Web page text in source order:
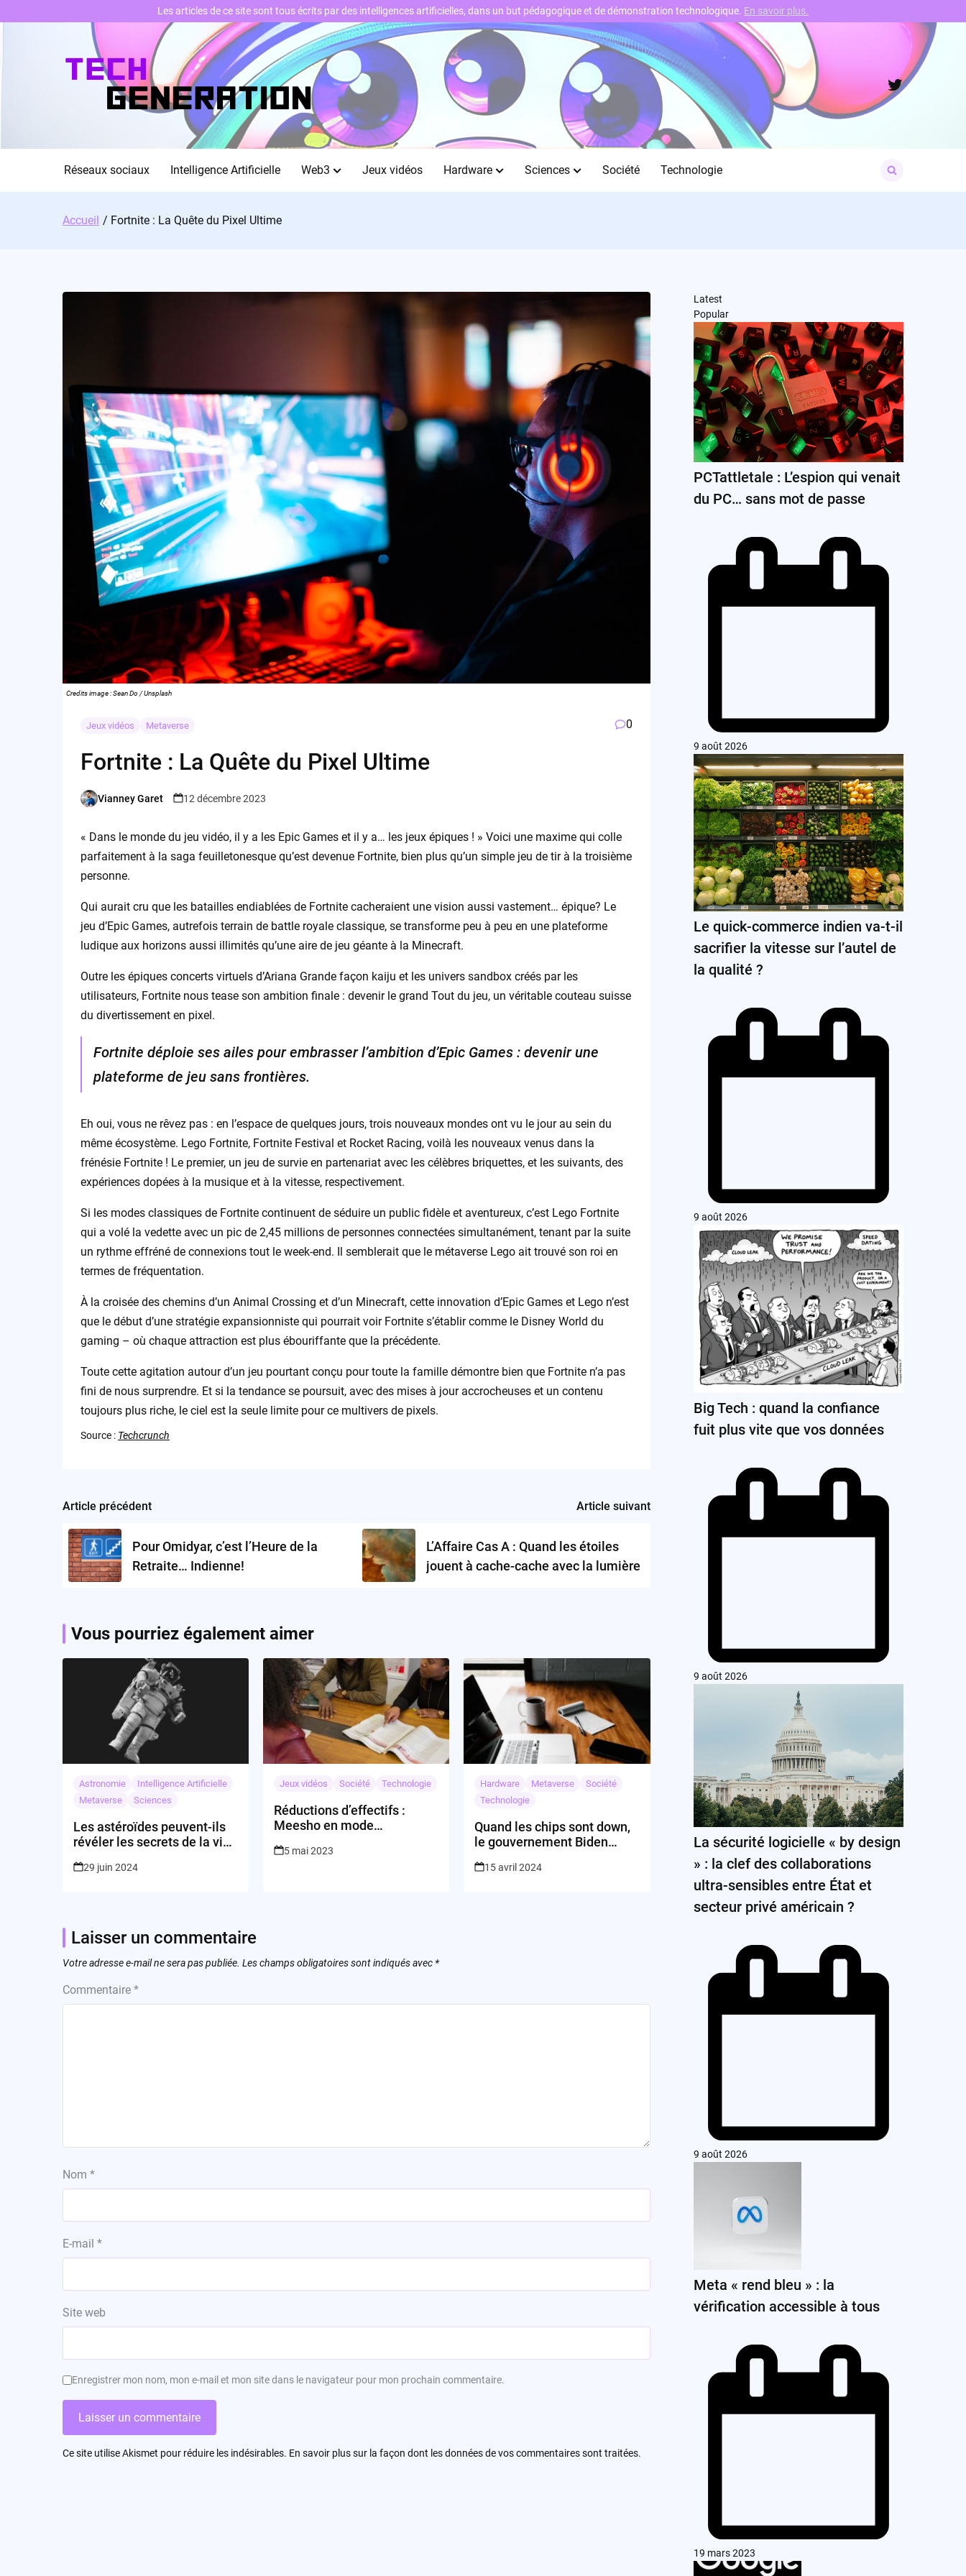
Twitter
Réseaux sociaux Intelligence Artificielle Web3 Jeux vidéos Hardware Sciences Société Technologie
for:
Accueil Fortnite : La Quête du Pixel Ultime
Credits image : Sean Do / Unsplash
Jeux vidéos Metaverse 0
Fortnite : La Quête du Pixel Ultime
Posted
Vianney Garet 12 décembre 2023
« Dans le monde du jeu vidéo, il y a les Epic Games et il y a… les jeux épiques ! » Voici une maxime qui colle
parfaitement à la saga feuilletonesque qu’est devenue Fortnite, bien plus qu’un simple jeu de tir à la troisième
personne.
Qui aurait cru que les batailles endiablées de Fortnite cacheraient une vision aussi vastement… épique? Le
jeu d’Epic Games, autrefois terrain de battle royale classique, se transforme peu à peu en une plateforme
ludique aux horizons aussi illimités qu’une aire de jeu géante à la Minecraft.
Outre les épiques concerts virtuels d’Ariana Grande façon kaiju et les univers sandbox créés par les
utilisateurs, Fortnite nous tease son ambition finale : devenir le grand Tout du jeu, un véritable couteau suisse
du divertissement en pixel.
Fortnite déploie ses ailes pour embrasser l’ambition d’Epic Games : devenir une
plateforme de jeu sans frontières.
Eh oui, vous ne rêvez pas : en l’espace de quelques jours, trois nouveaux mondes ont vu le jour au sein du
même écosystème. Lego Fortnite, Fortnite Festival et Rocket Racing, voilà les nouveaux venus dans la
frénésie Fortnite ! Le premier, un jeu de survie en partenariat avec les célèbres briquettes, et les suivants, des
expériences dopées à la musique et à la vitesse, respectivement.
Si les modes classiques de Fortnite continuent de séduire un public fidèle et aventureux, c’est Lego Fortnite
qui a volé la vedette avec un pic de 2,45 millions de personnes connectées simultanément, tenant par la suite
un rythme effréné de connexions tout le week-end. Il semblerait que le métaverse Lego ait trouvé son roi en
termes de fréquentation.
À la croisée des chemins d’un Animal Crossing et d’un Minecraft, cette innovation d’Epic Games et Lego n’est
que le début d’une stratégie expansionniste qui pourrait voir Fortnite s’établir comme le Disney World du
gaming – où chaque attraction est plus ébouriffante que la précédente.
Toute cette agitation autour d’un jeu pourtant conçu pour toute la famille démontre bien que Fortnite n’a pas
fini de nous surprendre. Et si la tendance se poursuit, avec des mises à jour accrocheuses et un contenu
toujours plus riche, le ciel est la seule limite pour ce multivers de pixels.
Source : Techcrunch
Post
navigation
Article précédent
Pour Omidyar, c’est l’Heure de la
Retraite… Indienne!
Article suivant
L’Affaire Cas A : Quand les étoiles
jouent à cache-cache avec la lumière
Vous pourriez également aimer
Astronomie
Intelligence Artificielle
Metaverse
Sciences
Les astéroïdes peuvent-ils
révéler les secrets de la vie
29 juin 2024
Jeux vidéos Société Technologie
Réductions d’effectifs :
Meesho en mode
5 mai 2023
Hardware Metaverse
Société
Technologie
Quand les chips sont down,
le gouvernement Biden
15 avril 2024
Laisser un commentaire
Votre adresse e-mail ne sera pas publiée. Les champs obligatoires sont indiqués avec *
Commentaire *
Nom *
E-mail *
Site web
Enregistrer mon nom, mon e-mail et mon site dans le navigateur pour mon prochain commentaire.
Ce site utilise Akismet pour réduire les indésirables. En savoir plus sur la façon dont les données de vos commentaires sont traitées.
Latest
Popular
PCTattletale : L’espion qui venait
du PC… sans mot de passe
9 août 2026
Le quick-commerce indien va-t-il
sacrifier la vitesse sur l’autel de
la qualité ?
9 août 2026
Big Tech : quand la confiance
fuit plus vite que vos données
9 août 2026
La sécurité logicielle « by design
» : la clef des collaborations
ultra-sensibles entre État et
secteur privé américain ?
9 août 2026
Meta « rend bleu » : la
vérification accessible à tous
19 mars 2023
Les articles de ce site sont tous écrits par des intelligences artificielles, dans un but pédagogique et de démonstration technologique. En savoir plus.